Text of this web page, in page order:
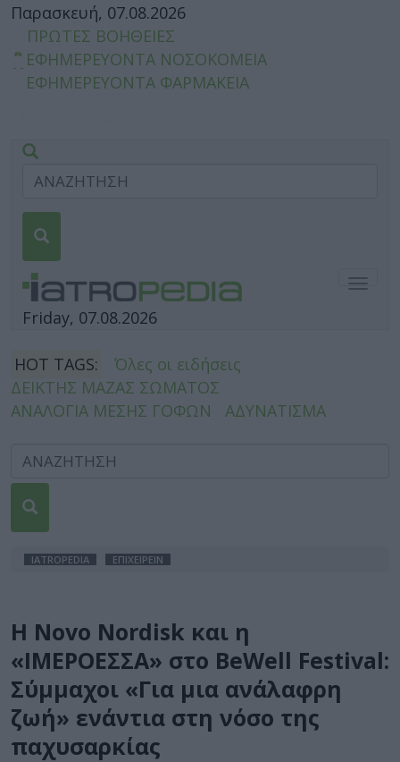
Παρασκευή, 07.08.2026
ΠΡΩΤΕΣ ΒΟΗΘΕΙΕΣ
ΕΦΗΜΕΡΕΥΟΝΤΑ ΝΟΣΟΚΟΜΕΙΑ
ΕΦΗΜΕΡΕΥΟΝΤΑ ΦΑΡΜΑΚΕΙΑ
Friday, 07.08.2026
HOT TAGS:
Όλες οι ειδήσεις
ΔΕΙΚΤΗΣ ΜΑΖΑΣ ΣΩΜΑΤΟΣ
ΑΝΑΛΟΓΙΑ ΜΕΣΗΣ ΓΟΦΩΝ
ΑΔΥΝΑΤΙΣΜΑ
IATROPEDIA ΕΠΙΧΕΙΡΕΙΝ
Η Novo Nordisk και η
«ΙΜΕΡΟΕΣΣΑ» στο BeWell Festival:
Σύμμαχοι «Για μια ανάλαφρη
ζωή» ενάντια στη νόσο της
παχυσαρκίας